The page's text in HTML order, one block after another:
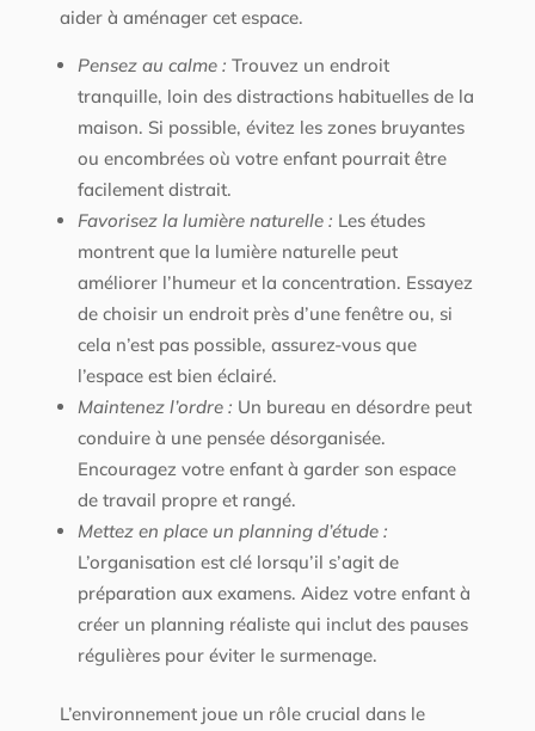
aider à aménager cet espace.
Pensez au calme : Trouvez un endroit
tranquille, loin des distractions habituelles de la
maison. Si possible, évitez les zones bruyantes
ou encombrées où votre enfant pourrait être
facilement distrait.
Favorisez la lumière naturelle : Les études
montrent que la lumière naturelle peut
améliorer l’humeur et la concentration. Essayez
de choisir un endroit près d’une fenêtre ou, si
cela n’est pas possible, assurez-vous que
l’espace est bien éclairé.
Maintenez l’ordre : Un bureau en désordre peut
conduire à une pensée désorganisée.
Encouragez votre enfant à garder son espace
de travail propre et rangé.
Mettez en place un planning d’étude :
L’organisation est clé lorsqu’il s’agit de
préparation aux examens. Aidez votre enfant à
créer un planning réaliste qui inclut des pauses
régulières pour éviter le surmenage.
L’environnement joue un rôle crucial dans le